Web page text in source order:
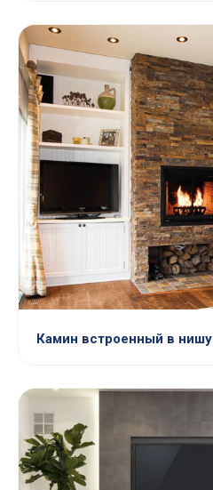
Камин встроенный в нишу